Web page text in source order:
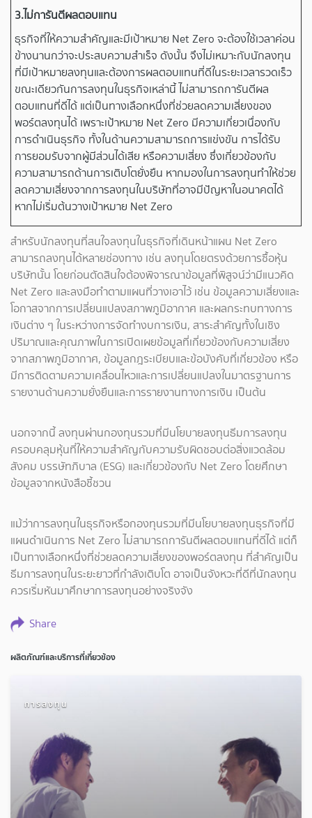
3.ไม่การันตีผลตอบแทน
ธุรกิจที่ให้ความสำคัญและมีเป้าหมาย Net Zero จะต้องใช้เวลาค่อน
ข้างนานกว่าจะประสบความสำเร็จ ดังนั้น จึงไม่เหมาะกับนักลงทุน
ที่มีเป้าหมายลงทุนและต้องการผลตอบแทนที่ดีในระยะเวลารวดเร็ว
ขณะเดียวกันการลงทุนในธุรกิจเหล่านี้ ไม่สามารถการันตีผล
ตอบแทนที่ดีได้ แต่เป็นทางเลือกหนึ่งที่ช่วยลดความเสี่ยงของ
พอร์ตลงทุนได้ เพราะเป้าหมาย Net Zero มีความเกี่ยวเนื่องกับ
การดำเนินธุรกิจ ทั้งในด้านความสามารถการแข่งขัน การได้รับ
การยอมรับจากผู้มีส่วนได้เสีย หรือความเสี่ยง ซึ่งเกี่ยวข้องกับ
ความสามารถด้านการเติบโตยั่งยืน หากมองในการลงทุนทำให้ช่วย
ลดความเสี่ยงจากการลงทุนในบริษัทที่อาจมีปัญหาในอนาคตได้
หากไม่เริ่มต้นวางเป้าหมาย Net Zero
สำหรับนักลงทุนที่สนใจลงทุนในธุรกิจที่เดินหน้าแผน Net Zero
สามารถลงทุนได้หลายช่องทาง เช่น ลงทุนโดยตรงด้วยการซื้อหุ้น
บริษัทนั้น โดยก่อนตัดสินใจต้องพิจารณาข้อมูลที่พิสูจน์ว่ามีแนวคิด
Net Zero และลงมือทำตามแผนที่วางเอาไว้ เช่น ข้อมูลความเสี่ยงและ
โอกาสจากการเปลี่ยนแปลงสภาพภูมิอากาศ และผลกระทบทางการ
เงินต่าง ๆ ในระหว่างการจัดทำงบการเงิน, สาระสำคัญทั้งในเชิง
ปริมาณและคุณภาพในการเปิดเผยข้อมูลที่เกี่ยวข้องกับความเสี่ยง
จากสภาพภูมิอากาศ, ข้อมูลกฎระเบียบและข้อบังคับที่เกี่ยวข้อง หรือ
มีการติดตามความเคลื่อนไหวและการเปลี่ยนแปลงในมาตรฐานการ
รายงานด้านความยั่งยืนและการรายงานทางการเงิน เป็นต้น
นอกจากนี้ ลงทุนผ่านกองทุนรวมที่มีนโยบายลงทุนธีมการลงทุน
ครอบคลุมหุ้นที่ให้ความสำคัญกับความรับผิดชอบต่อสิ่งแวดล้อม
สังคม บรรษัทภิบาล (ESG) และเกี่ยวข้องกับ Net Zero โดยศึกษา
ข้อมูลจากหนังสือชี้ชวน
แม้ว่าการลงทุนในธุรกิจหรือกองทุนรวมที่มีนโยบายลงทุนธุรกิจที่มี
แผนดำเนินการ Net Zero ไม่สามารถการันตีผลตอบแทนที่ดีได้ แต่ก็
เป็นทางเลือกหนึ่งที่ช่วยลดความเสี่ยงของพอร์ตลงทุน ที่สำคัญเป็น
ธีมการลงทุนในระยะยาวที่กำลังเติบโต อาจเป็นจังหวะที่ดีที่นักลงทุน
ควรเริ่มหันมาศึกษาการลงทุนอย่างจริงจัง
Share
ผลิตภัณฑ์และบริการที่เกี่ยวข้อง
การลงทุน